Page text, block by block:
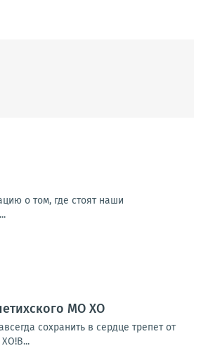
о том, где стоят наши
МО ХО
сохранить в сердце трепет от